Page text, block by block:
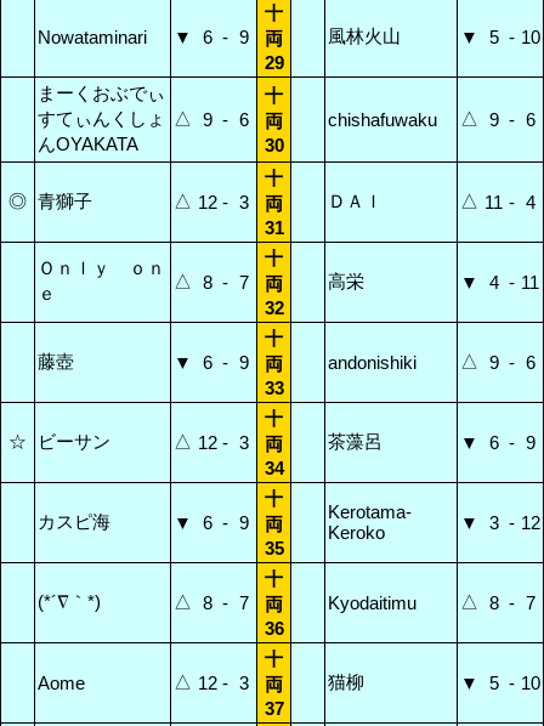
Nowataminari ▼ 6 - 9
十
両
29
風林火山 ▼ 5 - 10
まーくおぶでぃ
すてぃんくしょ
んOYAKATA
△ 9 - 6
十
両
30
chishafuwaku △ 9 - 6
◎ 青獅子 △ 12 - 3
十
両
31
ＤＡＩ △ 11 - 4
Ｏｎｌｙ ｏｎ
ｅ
△ 8 - 7
十
両
32
高栄 ▼ 4 - 11
藤壺 ▼ 6 - 9
十
両
33
andonishiki △ 9 - 6
☆ ビーサン △ 12 - 3
十
両
34
茶藻呂 ▼ 6 - 9
カスピ海 ▼ 6 - 9
十
両
35
Kerotama-
Keroko
▼ 3 - 12
(*´∇｀*) △ 8 - 7
十
両
36
Kyodaitimu △ 8 - 7
Aome △ 12 - 3
十
両
37
猫柳 ▼ 5 - 10